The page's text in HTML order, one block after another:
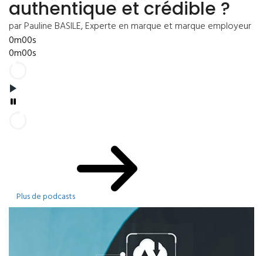
authentique et crédible ?
par Pauline BASILE, Experte en marque et marque employeur
0m00s
0m00s
Plus de podcasts